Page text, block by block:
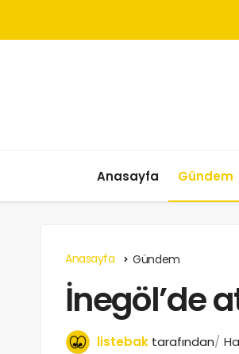
Anasayfa Gündem
Anasayfa Gündem
İnegöl’de
listebak tarafından